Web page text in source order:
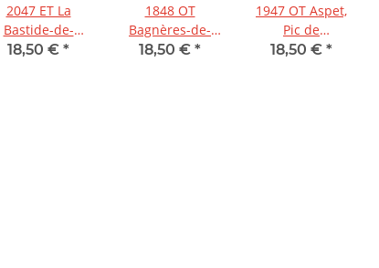
2047 ET La
Bastide-de-
Sérou Massat,
18,50 € *
1848 OT
Bagnères-de-
Luchon, Lac
18,50 € *
1947 OT Aspet,
Pic de
Maubermé
18,50 € *